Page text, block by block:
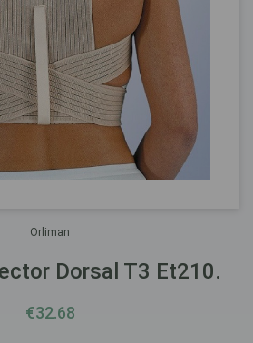
Orliman
Dorsal T3 Et210.
€32.68